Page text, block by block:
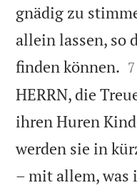
gnädig zu
allein lassen, so
finden können. 
7
HERRN, die
ihren Huren
werden sie in
– mit allem, was